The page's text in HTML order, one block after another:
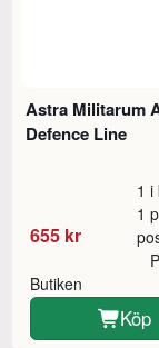
Astra Militarum
Defence Line
655 kr
1 i
1
Butiken
Köp